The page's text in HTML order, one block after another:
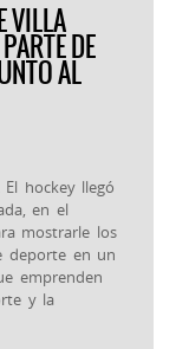
VILLA
DE
AL
hockey llegó
en el
mostrarle los
deporte en un
emprenden
y la